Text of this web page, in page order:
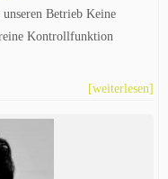
Betrieb Keine
Kontrollfunktion
[weiterlesen]